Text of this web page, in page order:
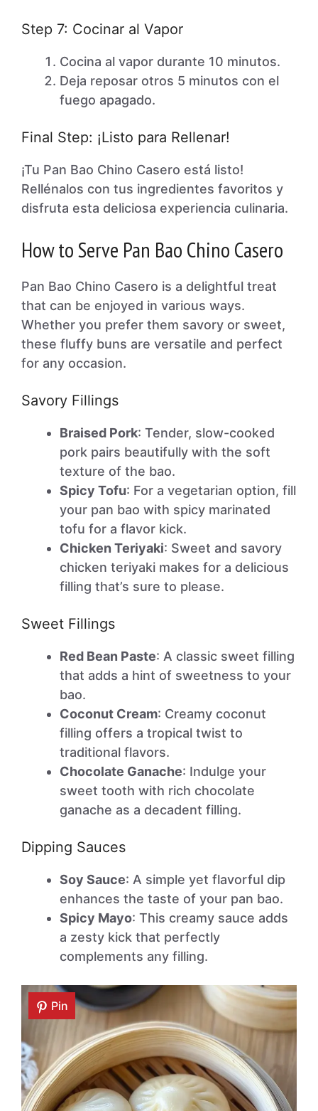
Step 7: Cocinar al Vapor
Cocina al vapor durante 10 minutos.
Deja reposar otros 5 minutos con el
fuego apagado.
Final Step: ¡Listo para Rellenar!
¡Tu Pan Bao Chino Casero está listo!
Rellénalos con tus ingredientes favoritos y
disfruta esta deliciosa experiencia culinaria.
How to Serve Pan Bao Chino Casero
Pan Bao Chino Casero is a delightful treat
that can be enjoyed in various ways.
Whether you prefer them savory or sweet,
these fluffy buns are versatile and perfect
for any occasion.
Savory Fillings
Braised Pork: Tender, slow-cooked
pork pairs beautifully with the soft
texture of the bao.
Spicy Tofu: For a vegetarian option, fill
your pan bao with spicy marinated
tofu for a flavor kick.
Chicken Teriyaki: Sweet and savory
chicken teriyaki makes for a delicious
filling that’s sure to please.
Sweet Fillings
Red Bean Paste: A classic sweet filling
that adds a hint of sweetness to your
bao.
Coconut Cream: Creamy coconut
filling offers a tropical twist to
traditional flavors.
Chocolate Ganache: Indulge your
sweet tooth with rich chocolate
ganache as a decadent filling.
Dipping Sauces
Soy Sauce: A simple yet flavorful dip
enhances the taste of your pan bao.
Spicy Mayo: This creamy sauce adds
a zesty kick that perfectly
complements any filling.
Pin